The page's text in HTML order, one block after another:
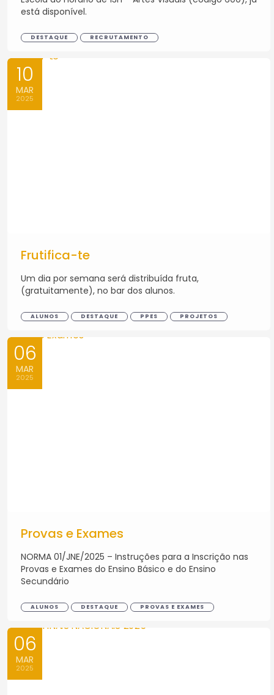
está disponível.
DESTAQUE RECRUTAMENTO
10
MAR
2025
Frutifica-te
Um dia por semana será distribuída fruta,
(gratuitamente), no bar dos alunos.
ALUNOS DESTAQUE PPES PROJETOS
06
MAR
2025
Provas e Exames
NORMA 01/JNE/2025 – Instruções para a Inscrição nas
Provas e Exames do Ensino Básico e do Ensino
Secundário
ALUNOS DESTAQUE PROVAS E EXAMES
06
MAR
2025